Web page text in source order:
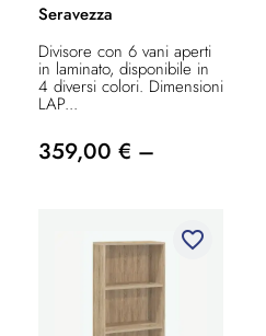
Seravezza
Divisore con 6 vani aperti
in laminato, disponibile in
4 diversi colori. Dimensioni
LAP...
359,00 € –
favorite_border